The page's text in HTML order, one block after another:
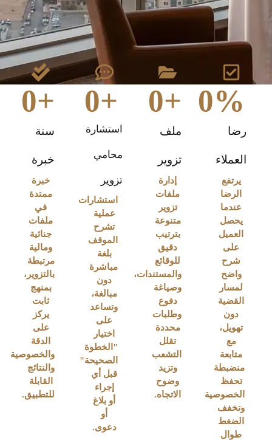
رضا
العملاء
%
0
يرتفع
الرضا
عندما
يحصل
العميل
على
شرح
واضح
لمسار
القضية
دون
تهويل،
مع
متابعة
منضبطة
تحفظ
الخصوصية
وتخفف
الضغط
طوال
ملف
تزوير
+
0
إدارة
ملفات
تزوير
متنوعة
بترتيب
دقيق
للوقائع
والمستندات،
وصياغة
دفوع
وطلبات
محددة
تقلل
التشعب
وتزيد
وضوح
الاتجاه.
استشارة
محامي
تزوير
+
0
استشارات
عملية
تشرح
الموقف
بلغة
مباشرة
دون
مبالغة،
وتساعد
على
اختيار
"الخطوة
الصحيحة"
قبل أي
إجراء
أو بلاغ
أو
دعوى.
سنة
خبرة
+
0
خبرة
ممتدة
في
ملفات
جنائية
ومالية
مرتبطة
بالتزوير،
بمنهج
ثابت
يركز
على
الدقة
والخصوصية
والنتائج
القابلة
للتطبيق.